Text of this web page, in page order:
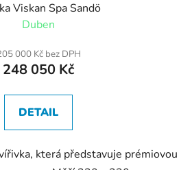
Viskan Spa Sandö
Duben
000 Kč bez DPH
248 050 Kč
DETAIL
která představuje prémiovou